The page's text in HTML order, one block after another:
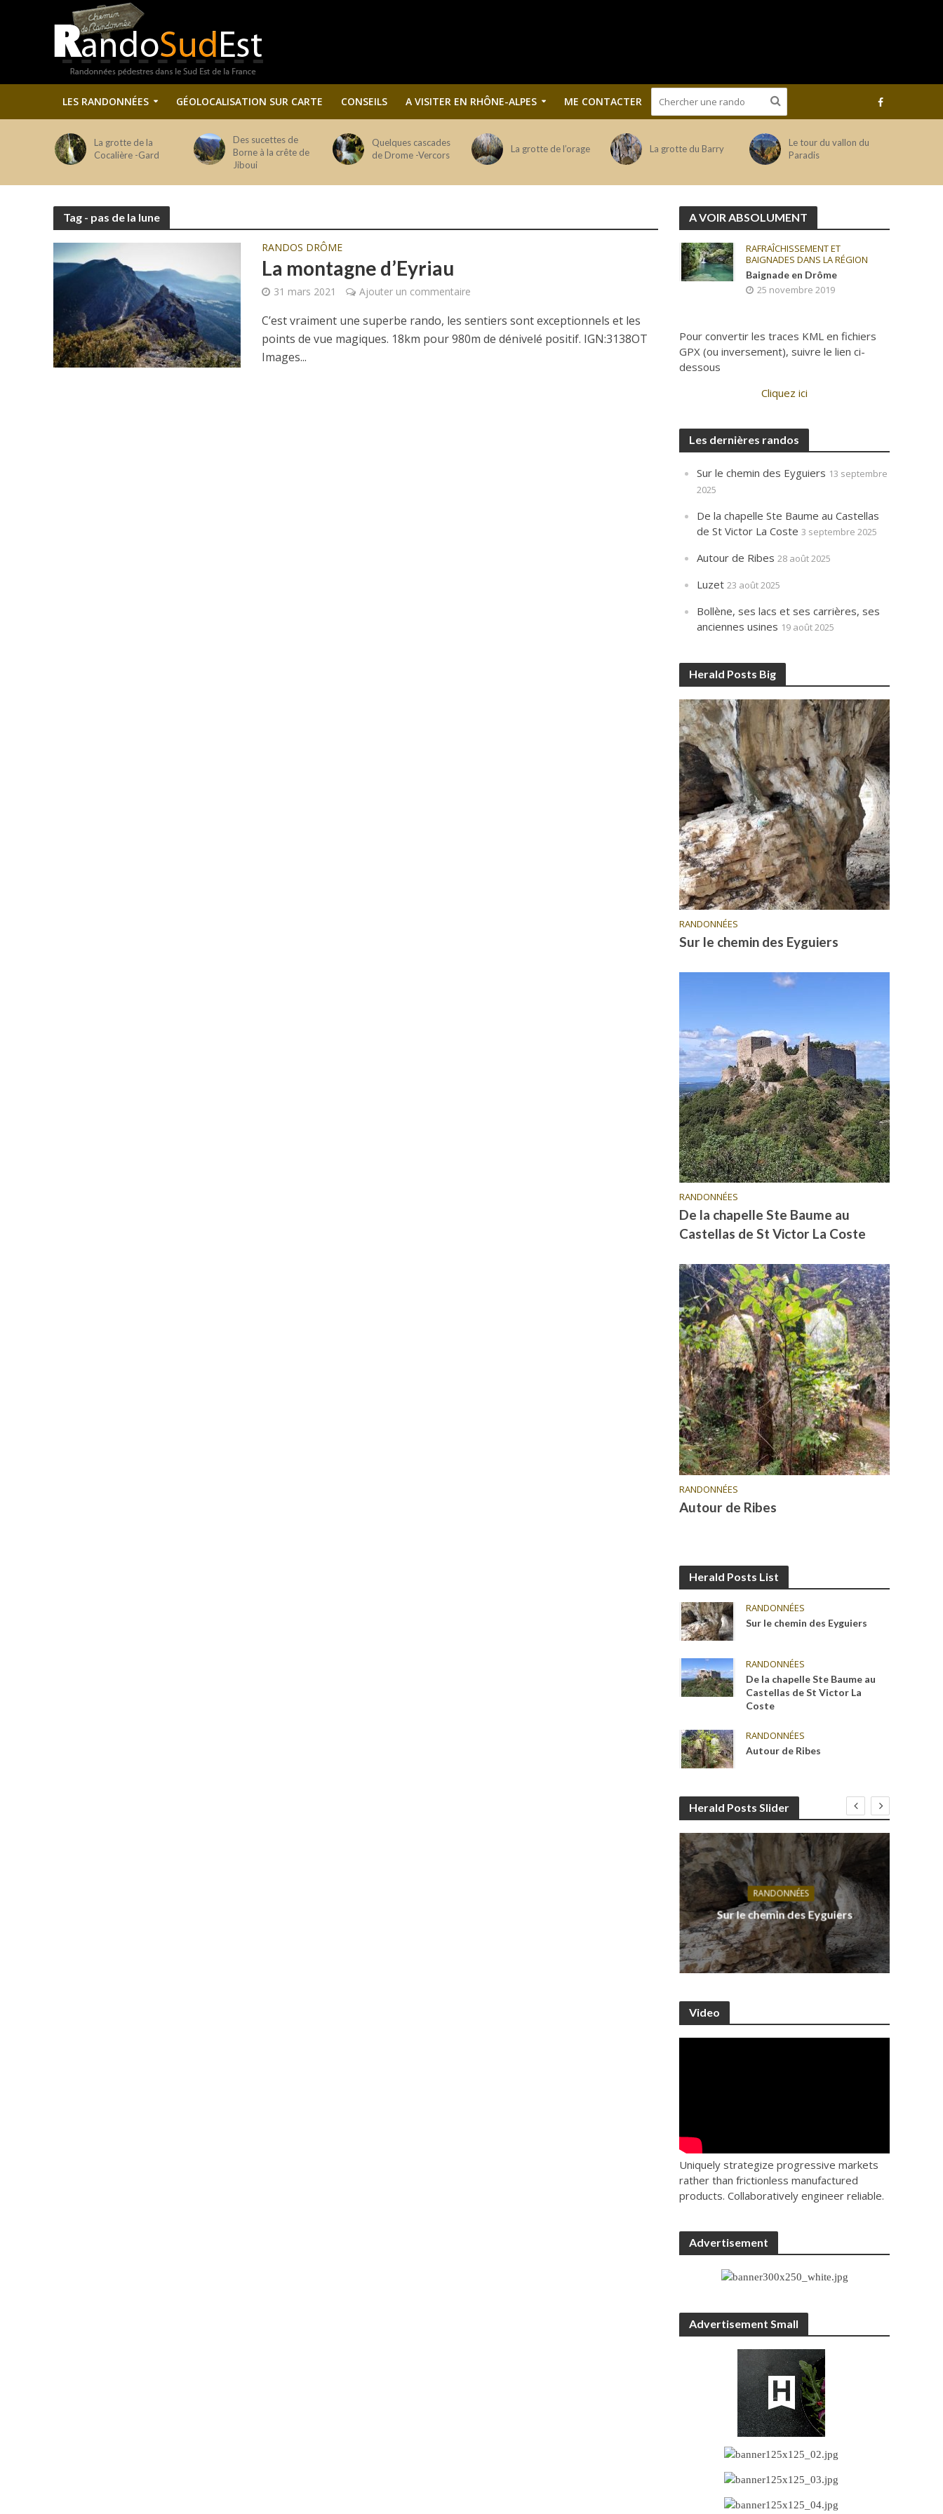
LES RANDONNÉES GÉOLOCALISATION SUR CARTE CONSEILS A VISITER EN RHÔNE-ALPES ME CONTACTER
La grotte de la
Cocalière -Gard
Des sucettes de
Borne à la crête de
Jiboui
Quelques cascades
de Drome -Vercors
La grotte de l’orage La grotte du Barry
Le tour du vallon du
Paradis
Tag - pas de la lune
RANDOS DRÔME
La montagne d’Eyriau
31 mars 2021 Ajouter un commentaire
C’est vraiment une superbe rando, les sentiers sont exceptionnels et les
points de vue magiques. 18km pour 980m de dénivelé positif. IGN:3138OT
Images...
A VOIR ABSOLUMENT
RAFRAÎCHISSEMENT ET
BAIGNADES DANS LA RÉGION
Baignade en Drôme
25 novembre 2019
Pour convertir les traces KML en fichiers
GPX (ou inversement), suivre le lien ci-
dessous
Cliquez ici
Les dernières randos
Sur le chemin des Eyguiers 13 septembre
2025
De la chapelle Ste Baume au Castellas
de St Victor La Coste 3 septembre 2025
Autour de Ribes 28 août 2025
Luzet 23 août 2025
Bollène, ses lacs et ses carrières, ses
anciennes usines 19 août 2025
Herald Posts Big
RANDONNÉES
Sur le chemin des Eyguiers
RANDONNÉES
De la chapelle Ste Baume au
Castellas de St Victor La Coste
RANDONNÉES
Autour de Ribes
Herald Posts List
RANDONNÉES
Sur le chemin des Eyguiers
RANDONNÉES
De la chapelle Ste Baume au
Castellas de St Victor La
Coste
RANDONNÉES
Autour de Ribes
Herald Posts Slider
RANDONNÉES
Sur le chemin des Eyguiers
Video
Uniquely strategize progressive markets
rather than frictionless manufactured
products. Collaboratively engineer reliable.
Advertisement
Advertisement Small